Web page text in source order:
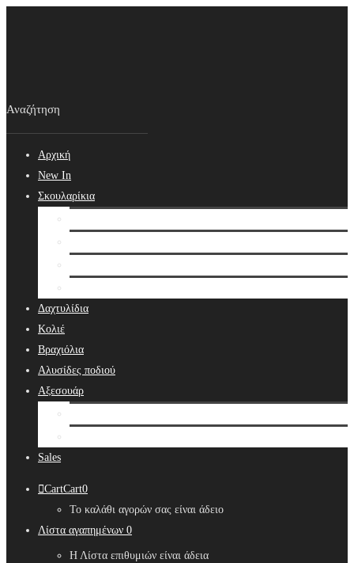
Αρχική
New In
Σκουλαρίκια
Δαχτυλίδια
Κολιέ
Βραχιόλια
Αλυσίδες ποδιού
Αξεσουάρ
Sales
CartCart0
Το καλάθι αγορών σας είναι άδειο
Λίστα αγαπημένων 0
Η Λίστα επιθυμιών είναι άδεια